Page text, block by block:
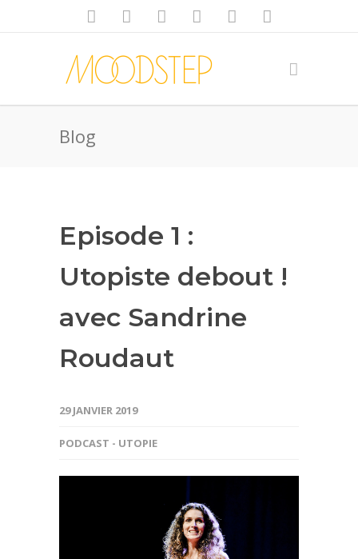
Blog
Episode 1 :
Utopiste debout !
avec Sandrine
Roudaut
29 JANVIER 2019
PODCAST - UTOPIE